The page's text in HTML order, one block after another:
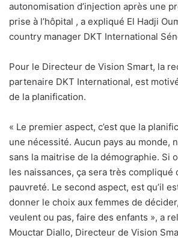
autonomisation d’injection après une
prise à l’hôpital , a expliqué El Hadji
country manager DKT International
Pour le Directeur de Vision Smart, la
partenaire DKT International, est
de la planification.
« Le premier aspect, c’est que la
une nécessité. Aucun pays au monde,
sans la maitrise de la démographie. Si
les naissances, ça sera très compliqué
pauvreté. Le second aspect, est qu’il
donner le choix aux femmes de
veulent ou pas, faire des enfants », a
Mouctar Diallo, Directeur de Vision